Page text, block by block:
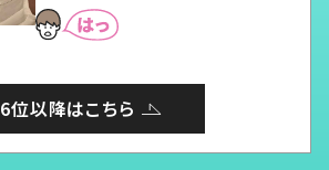
6位以降はこちら